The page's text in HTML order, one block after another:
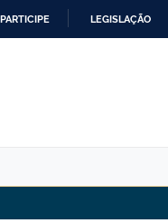
PARTICIPE LEGISLAÇÃO